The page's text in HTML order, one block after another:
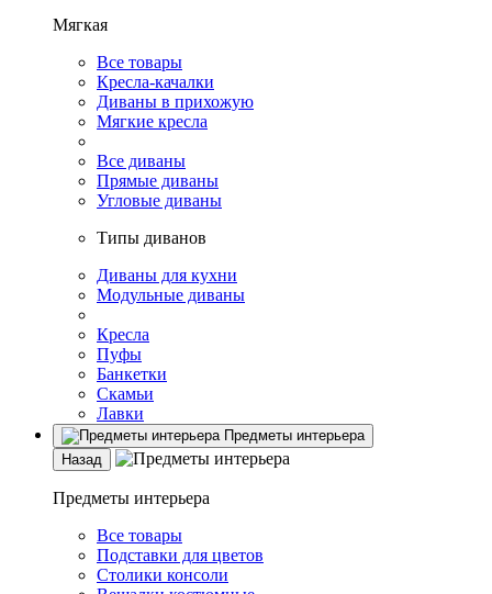
Мягкая
Все товары
Кресла-качалки
Диваны в прихожую
Мягкие кресла
Все диваны
Прямые диваны
Угловые диваны
Типы диванов
Диваны для кухни
Модульные диваны
Кресла
Пуфы
Банкетки
Скамьи
Лавки
Предметы интерьера
Назад
Предметы интерьера
Все товары
Подставки для цветов
Столики консоли